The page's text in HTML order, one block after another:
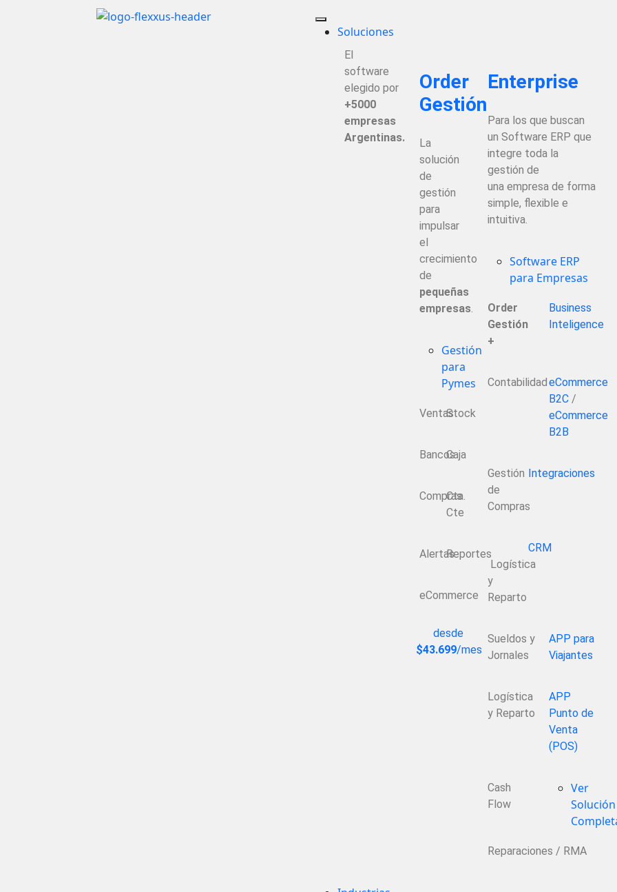
Soluciones
El
software
elegido por
+5000
empresas
Argentinas.
Order
Gestión
La
solución
de
gestión
para
impulsar
el
crecimiento
de
pequeñas
empresas.
Gestión
para
Pymes
VentasStock
BancosCaja
Compras
Cta.
Cte
AlertasReportes
eCommerce
desde
$43.699/mes
Enterprise
Para los que buscan
un Software ERP que
integre toda la
gestión de
una empresa de forma
simple, flexible e
intuitiva.
Software ERP
para Empresas
Order
Gestión
+
Business
Inteligence
ContabilidadeCommerce
B2C/
eCommerce
B2B
Gestión
de
Compras
Integraciones
Logística
y
Reparto
CRM
Sueldos y
Jornales
APP para
Viajantes
Logística
y Reparto
APP
Punto de
Venta
(POS)
Cash
Flow
Ver
Solución
Reparaciones / RMA